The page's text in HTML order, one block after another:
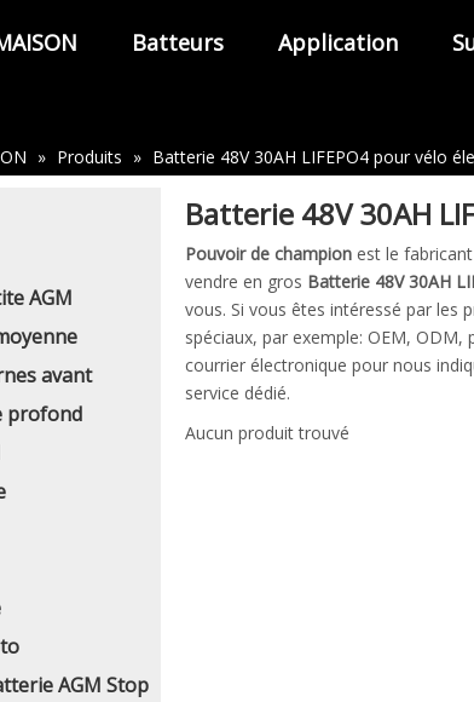
Batteurs Application
» Produits » Batterie 48V 30AH LIFEPO4 pour vélo
AGM
avant
profond
AGM Stop
Batterie 48V 30AH
Pouvoir de champion est le
vendre en gros Batterie 48V 30AH
vous. Si vous êtes intéressé par les
spéciaux, par exemple: OEM,
courrier électronique pour nous
service dédié.
Aucun produit trouvé